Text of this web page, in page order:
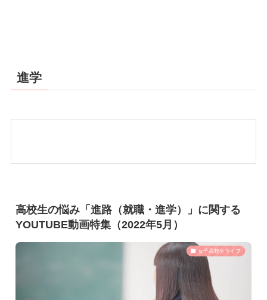
進学
高校生の悩み「進路（就職・進学）」に関する
YOUTUBE動画特集（2022年5月）
女子高校生ライフ